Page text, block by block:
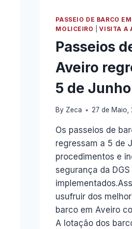
PASSEIO DE BARCO
MOLICEIRO
|VISITA A
Passeios
Aveiro
5 de Junho
By Zeca 27 de Maio,
Os passeios de
regressam a 5 de
procedimentos e
segurança da
usufruir dos
barco em Aveiro
A lotação dos